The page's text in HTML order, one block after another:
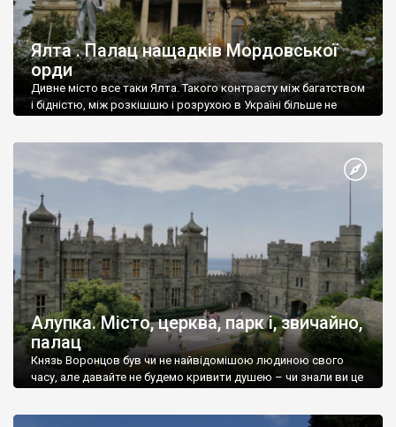
Ялта . Палац нащадків Мордовської
орди
Дивне місто все таки Ялта. Такого контрасту між багатством
і бідністю, між розкішшю і розрухою в Україні більше не
Алупка. Місто, церква, парк і, звичайно,
палац
Князь Воронцов був чи не найвідомішою людиною свого
часу, але давайте не будемо кривити душею – чи знали ви це